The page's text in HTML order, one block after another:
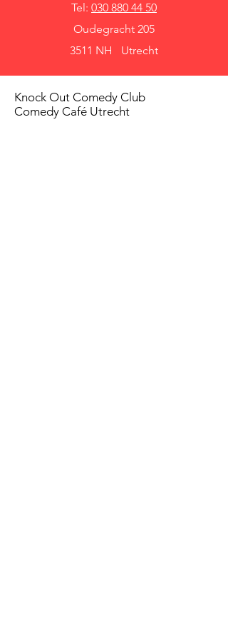
Tel: 030 880 44 50
Oudegracht 205
3511 NH Utrecht
Knock Out Comedy Club
Comedy Café Utrecht